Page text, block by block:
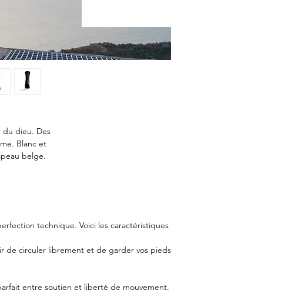
du dieu. Des
Blanc et
belge.
technique. Voici les caractéristiques
de circuler librement et de garder vos pieds
entre soutien et liberté de mouvement.